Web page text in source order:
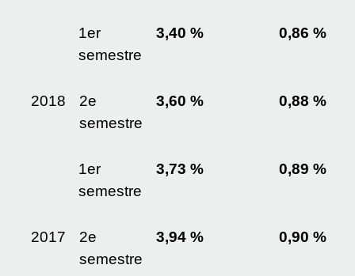
1er
semestre
3,40 % 0,86 %
2018 2e
semestre
3,60 % 0,88 %
1er
semestre
3,73 % 0,89 %
2017 2e
semestre
3,94 % 0,90 %